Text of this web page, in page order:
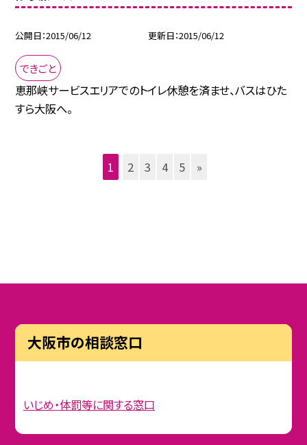
公開日 2015/06/12 更新日 2015/06/12
できごと
恵那峡サービスエリアでのトイレ休憩を済ませ、バスはひた
すら大阪へ。
1 2 3 4 5 »
大阪市の相談窓口
いじめ・体罰等に関する窓口